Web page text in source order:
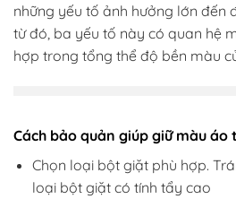
những yếu tố ảnh hưởng lớn đến
từ đó, ba yếu tố này có quan hệ
hợp trong tổng thể độ bền màu
Cách bảo quản giúp giữ màu áo
Chọn loại bột giặt phù hợp.
loại bột giặt có tính tẩy cao